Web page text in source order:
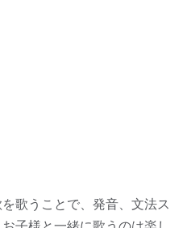
歌うことで、発音、文法ス